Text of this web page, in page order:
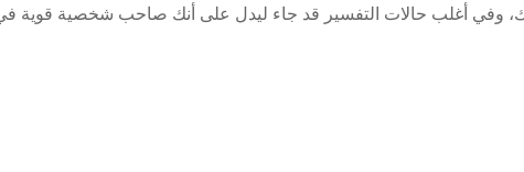
وفي أغلب حالات التفسير قد جاء ليدل على أنك صاحب شخصية قوية في